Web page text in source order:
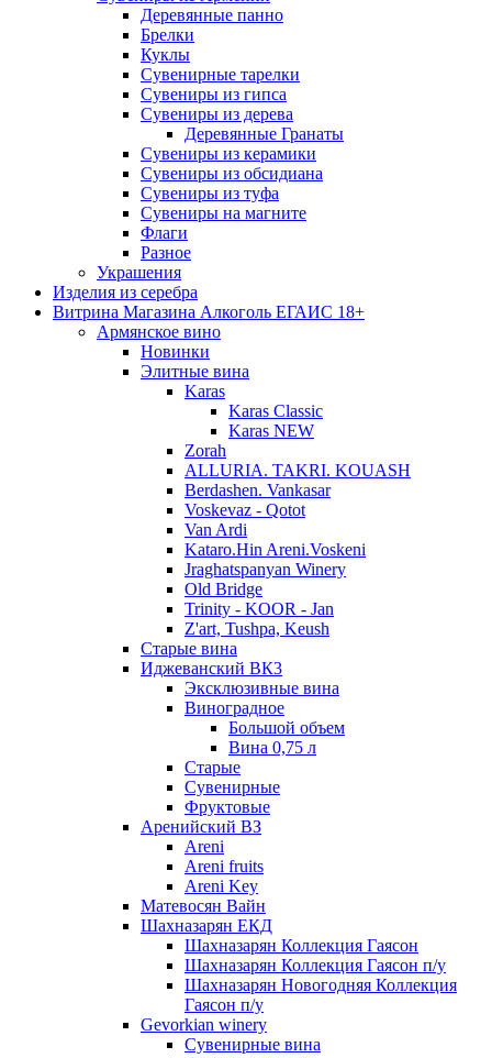
Деревянные панно
Брелки
Куклы
Сувенирные тарелки
Сувениры из гипса
Сувениры из дерева
Деревянные Гранаты
Сувениры из керамики
Сувениры из обсидиана
Сувениры из туфа
Сувениры на магните
Флаги
Разное
Украшения
Изделия из серебра
Витрина Магазина Алкоголь ЕГАИС 18+
Армянское вино
Новинки
Элитные вина
Karas
Karas Classic
Karas NEW
Zorah
ALLURIA. TAKRI. KOUASH
Berdashen. Vankasar
Voskevaz - Qotot
Van Ardi
Kataro.Hin Areni.Voskeni
Jraghatspanyan Winery
Old Bridge
Trinity - KOOR - Jan
Z'art, Tushpa, Keush
Старые вина
Иджеванский ВК3
Эксклюзивные вина
Виноградное
Большой объем
Вина 0,75 л
Старые
Сувенирные
Фруктовые
Аренийский ВЗ
Areni
Areni fruits
Areni Key
Матевосян Вайн
Шахназарян ЕКД
Шахназарян Коллекция Гаясон
Шахназарян Коллекция Гаясон п/у
Шахназарян Новогодняя Коллекция
Гаясон п/у
Gevorkian winery
Сувенирные вина